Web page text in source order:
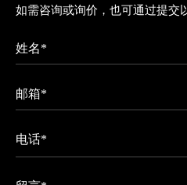
如需咨询或询价，也可通过提交
姓名*
邮箱*
电话*